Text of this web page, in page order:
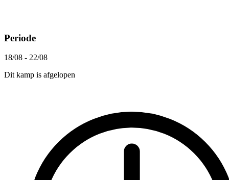
Periode
18/08 - 22/08
Dit kamp is afgelopen